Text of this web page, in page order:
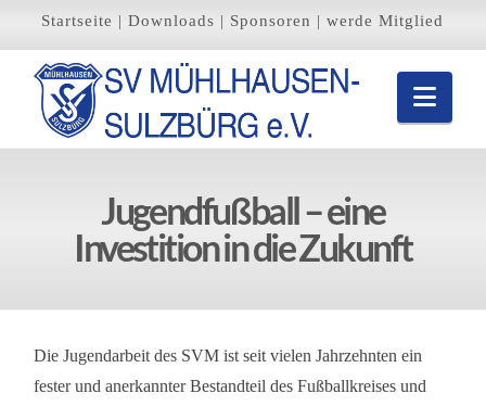
Startseite |Downloads | Sponsoren |werde Mitglied
Jugendfußball – eine
Investition in die Zukunft
Die Jugendarbeit des SVM ist seit vielen Jahrzehnten ein
fester und anerkannter Bestandteil des Fußballkreises und